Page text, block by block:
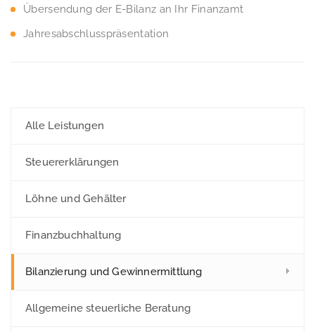
Übersendung der E-Bilanz an Ihr Finanzamt
Jahresabschlusspräsentation
Alle Leistungen
Steuererklärungen
Löhne und Gehälter
Finanzbuchhaltung
Bilanzierung und Gewinnermittlung
Allgemeine steuerliche Beratung